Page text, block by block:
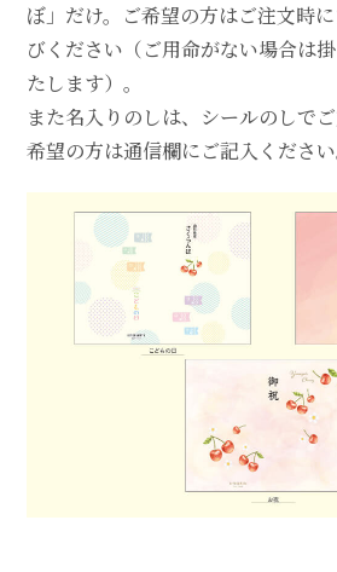
ぼ」だけ。ご希望の方はご注文時
びください（ご用命がない場合は
たします）。
また名入りのしは、シールのしで
希望の方は通信欄にご記入ください